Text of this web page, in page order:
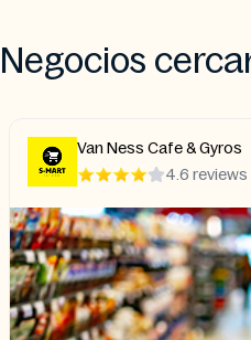
Negocios
Van Ness Cafe & Gyros
4.6 reviews